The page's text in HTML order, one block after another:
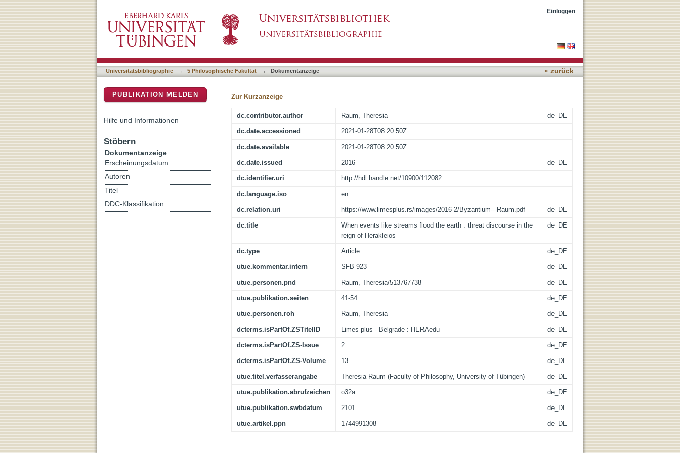
Einloggen
Universitätsbibliographie → 5 Philosophische Fakultät → Dokumentanzeige « zurück
Zur Kurzanzeige
dc.contributor.author Raum, Theresia de_DE
dc.date.accessioned 2021-01-28T08:20:50Z
dc.date.available 2021-01-28T08:20:50Z
dc.date.issued 2016 de_DE
dc.identifier.uri http://hdl.handle.net/10900/112082
dc.language.iso en
dc.relation.uri https://www.limesplus.rs/images/2016-2/Byzantium---Raum.pdf de_DE
dc.title
When events like streams flood the earth : threat discourse in the
reign of Herakleios
de_DE
dc.type Article de_DE
utue.kommentar.intern SFB 923 de_DE
utue.personen.pnd Raum, Theresia/513767738 de_DE
utue.publikation.seiten 41-54 de_DE
utue.personen.roh Raum, Theresia de_DE
dcterms.isPartOf.ZSTitelID Limes plus - Belgrade : HERAedu de_DE
dcterms.isPartOf.ZS-Issue 2 de_DE
dcterms.isPartOf.ZS-Volume 13 de_DE
utue.titel.verfasserangabe Theresia Raum (Faculty of Philosophy, University of Tübingen) de_DE
utue.publikation.abrufzeichen o32a de_DE
utue.publikation.swbdatum 2101 de_DE
utue.artikel.ppn 1744991308 de_DE
PUBLIKATION MELDEN
Hilfe und Informationen
Stöbern
Dokumentanzeige
Erscheinungsdatum
Autoren
Titel
DDC-Klassifikation